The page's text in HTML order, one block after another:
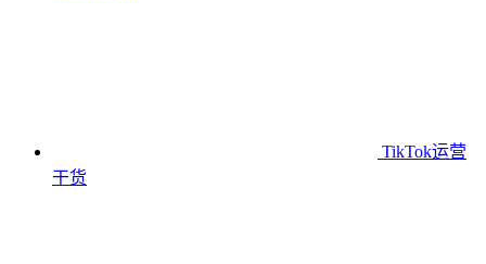
TikTok运营
干货